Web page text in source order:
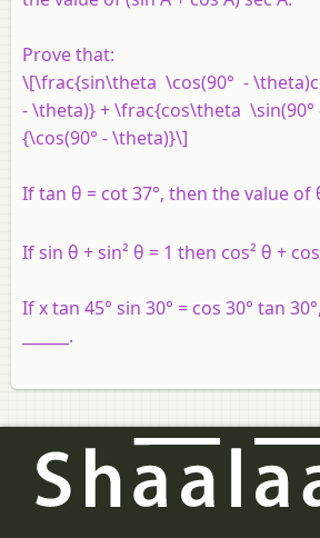
Prove that:
\[\frac{sin\theta \cos(90° -
- \theta)} + \frac{cos\theta
{\cos(90° - \theta)}\]
If tan θ = cot 37°, then the value of
If sin θ + sin² θ = 1 then cos² θ + cos
If x tan 45° sin 30° = cos 30° tan
______.